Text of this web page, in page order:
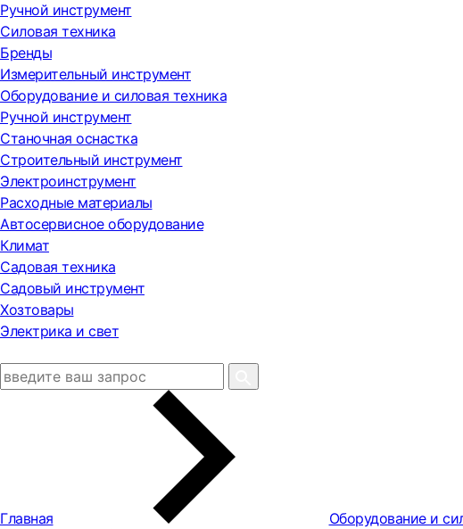
Ручной инструмент
Силовая техника
Бренды
Измерительный инструмент
Оборудование и силовая техника
Ручной инструмент
Станочная оснастка
Строительный инструмент
Электроинструмент
Расходные материалы
Автосервисное оборудование
Климат
Садовая техника
Садовый инструмент
Хозтовары
Электрика и свет
Главная Оборудование и